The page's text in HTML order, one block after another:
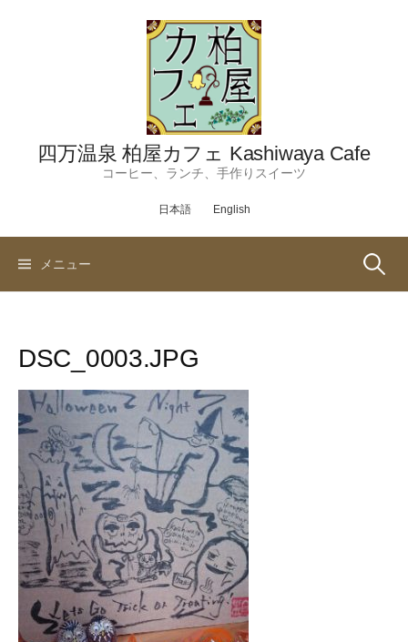
四万温泉 柏屋カフェ Kashiwaya Cafe
コーヒー、ランチ、手作りスイーツ
日本語 English
メニュー 検
DSC_0003.JPG